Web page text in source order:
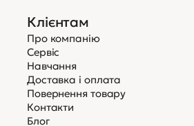
Клієнтам
Про компанію
Сервіс
Навчання
Доставка і оплата
Повернення товару
Контакти
Блог